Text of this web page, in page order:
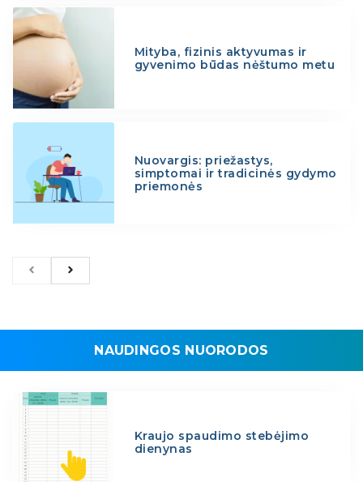
Mityba, fizinis aktyvumas ir
gyvenimo būdas nėštumo metu
Nuovargis: priežastys,
simptomai ir tradicinės gydymo
priemonės
NAUDINGOS NUORODOS
Kraujo spaudimo stebėjimo
dienynas